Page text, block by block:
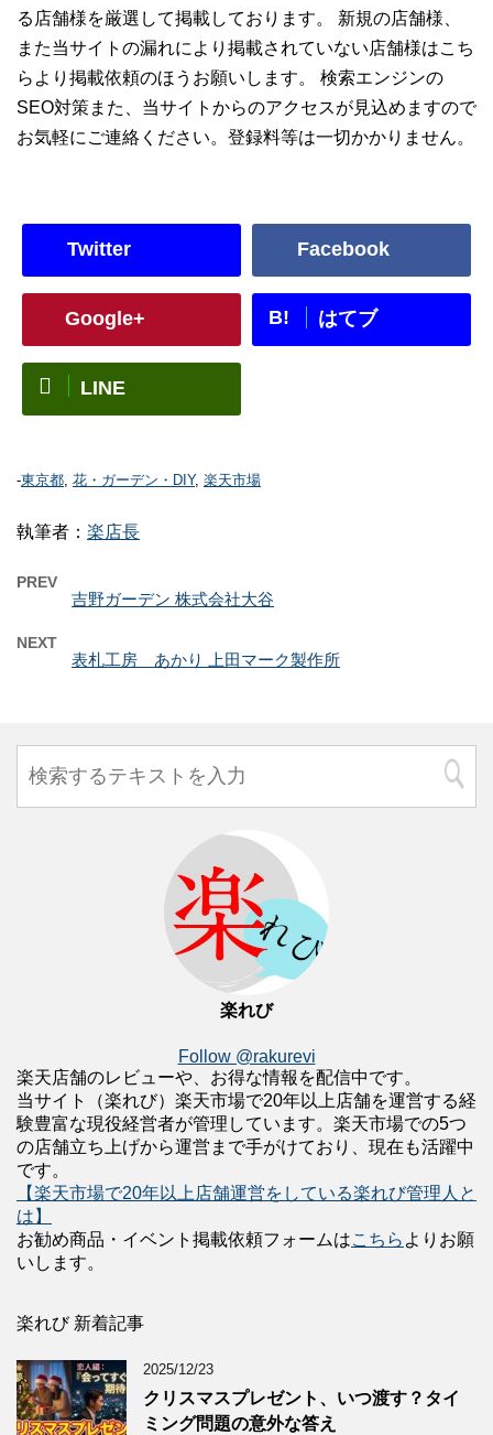
る店舗様を厳選して掲載しております。 新規の店舗様、
また当サイトの漏れにより掲載されていない店舗様はこち
らより掲載依頼のほうお願いします。 検索エンジンの
SEO対策また、当サイトからのアクセスが見込めますので
お気軽にご連絡ください。登録料等は一切かかりません。
Twitter Facebook
Google+ B! はてブ
LINE
-東京都, 花・ガーデン・DIY, 楽天市場
執筆者： 楽店長
PREV
吉野ガーデン 株式会社大谷
NEXT
表札工房 あかり 上田マーク製作所
楽れび
Follow @rakurevi
楽天店舗のレビューや、お得な情報を配信中です。
当サイト（楽れび）楽天市場で20年以上店舗を運営する経
験豊富な現役経営者が管理しています。楽天市場での5つ
の店舗立ち上げから運営まで手がけており、現在も活躍中
です。
【楽天市場で20年以上店舗運営をしている楽れび管理人と
は】
お勧め商品・イベント掲載依頼フォームはこちら よりお願
いします。
楽れび 新着記事
2025/12/23
クリスマスプレゼント、いつ渡す？タイ
ミング問題の意外な答え